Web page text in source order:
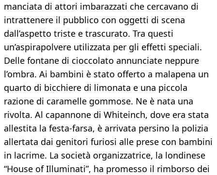
manciata di attori imbarazzati che cercavano di
intrattenere il pubblico con oggetti di scena
dall’aspetto triste e trascurato. Tra questi
un’aspirapolvere utilizzata per gli effetti speciali.
Delle fontane di cioccolato annunciate neppure
l’ombra. Ai bambini è stato offerto a malapena un
quarto di bicchiere di limonata e una piccola
razione di caramelle gommose. Ne è nata una
rivolta. Al capannone di Whiteinch, dove era stata
allestita la festa-farsa, è arrivata persino la polizia
allertata dai genitori furiosi alle prese con bambini
in lacrime. La società organizzatrice, la londinese
“House of Illuminati”, ha promesso il rimborso dei